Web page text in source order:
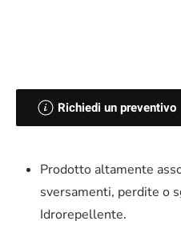
Richiedi un preventivo
Prodotto altamente
sversamenti, perdite o
Idrorepellente.